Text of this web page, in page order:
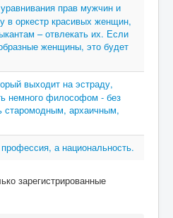
прав мужчин и
в оркестр красивых женщин,
– отвлекать их. Если
женщины, это будет
выходит на эстраду,
немного философом - без
старомодным, архаичным,
а национальность.
зарегистрированные